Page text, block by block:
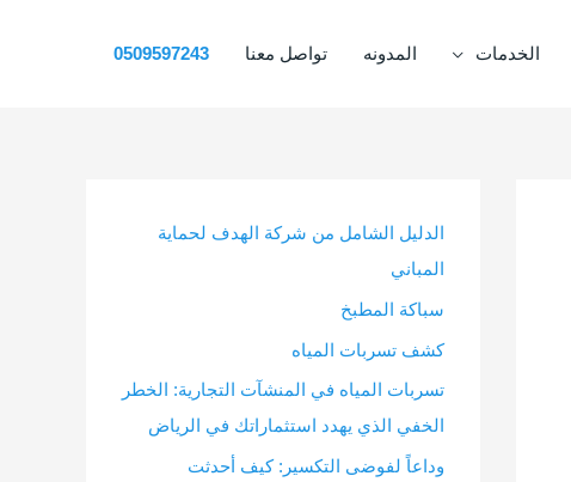
الخدمات المدونه تواصل معنا 0509597243
الدليل الشامل من شركة الهدف لحماية
المباني
سباكة المطبخ
كشف تسربات المياه
تسربات المياه في المنشآت التجارية: الخطر
الخفي الذي يهدد استثماراتك في الرياض
وداعاً لفوضى التكسير: كيف أحدثت